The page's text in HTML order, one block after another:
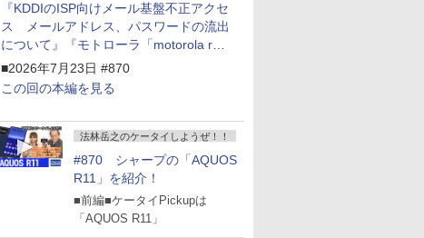
『KDDIのISP向けメール基盤不正アクセ
ス メールアドレス、パスワードの流出
について』『モトローラ「motorola razr
fold」発表』『サムスン「Galaxy
Unpacked」開催』
■2026年7月23日 #870
この回の本編を見る
法林岳之のケータイしようぜ！！
#870 シャープの「AQUOS
R11」を紹介！
■前編■ケータイPickupは
「AQUOS R11」